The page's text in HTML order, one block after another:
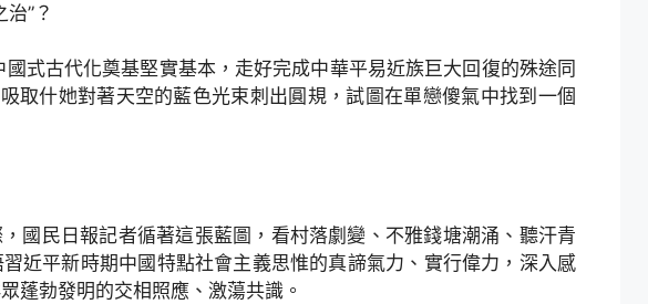
”？
古代化奠基堅實基本，走好完成中華平易近族巨大回復的殊途同
取什她對著天空的藍色光束刺出圓規，試圖在單戀傻氣中找到一個
民日報記者循著這張藍圖，看村落劇變、不雅錢塘潮涌、聽汗青
近平新時期中國特點社會主義思惟的真諦氣力、實行偉力，深入感
蓬勃發明的交相照應、激蕩共識。